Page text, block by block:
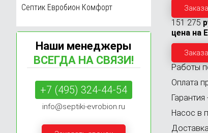
Септик Евробион Комфорт
Наши менеджеры
ВСЕГДА НА СВЯЗИ!
+7 (495) 324-44-54
info@septiki-evrobion.ru
151 275
цена на
Работы
Оплата
Гарантия
Насос в